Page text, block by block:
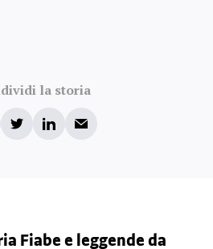
la storia
Fiabe e leggende da